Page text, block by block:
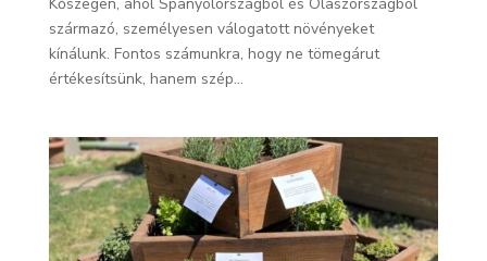
származó, személyesen válogatott növényeket
kínálunk. Fontos számunkra, hogy ne tömegárut
értékesítsünk, hanem szép...